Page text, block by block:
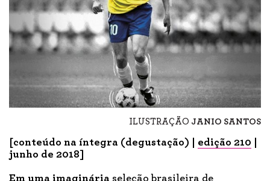
ILUSTRAÇÃO JANIO SANTOS
[conteúdo na íntegra (degustação) | edição 210
junho de 2018]
Em uma imaginária seleção brasileira de